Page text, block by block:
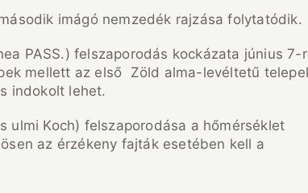
imágó nemzedék rajzása folytatódik.
PASS.) felszaporodás kockázata június 7-
mellett az első Zöld alma-levéltetű
indokolt lehet.
ulmi Koch) felszaporodása a hőmérséklet
az érzékeny fajták esetében kell a